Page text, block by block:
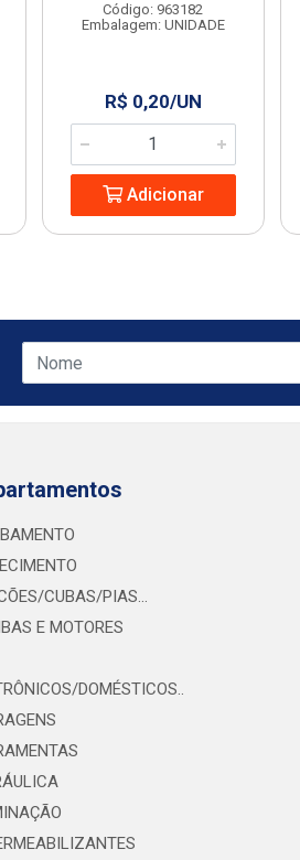
Código: 963182
Embalagem: UNIDADE
R$ 0,20/UN
Adicionar
CUBAS/PIAS...
E MOTORES
DOMÉSTICOS..